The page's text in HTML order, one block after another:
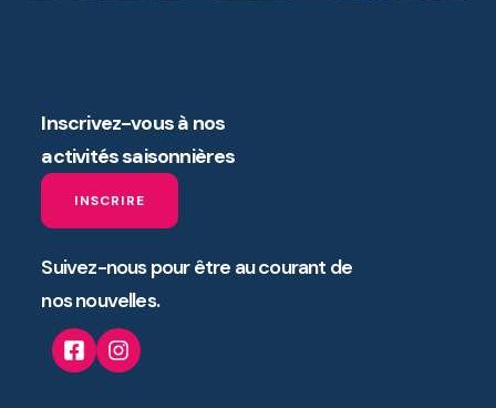
Inscrivez-vous à nos
activités saisonnières
INSCRIRE
Suivez-nous pour être au courant de
nos nouvelles.